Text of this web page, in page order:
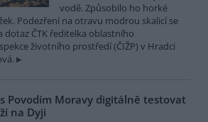
vodě. Způsobilo ho horké
Podezření na otravu modrou skalicí se
ČTK ředitelka oblastního
životního prostředí (ČIŽP) v Hradci
Povodím Moravy digitálně testovat
na Dyji